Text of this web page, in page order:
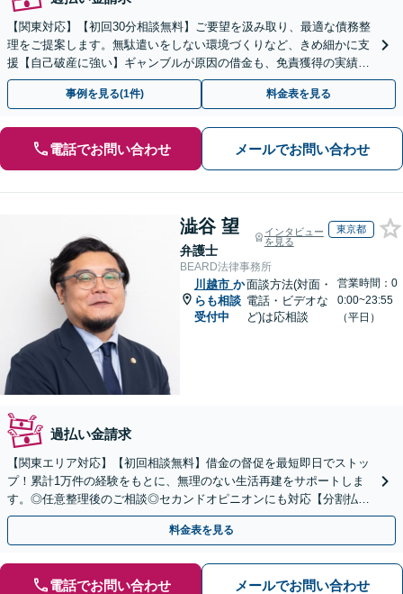
【関東対応】【初回30分相談無料】ご要望を汲み取り、最適な債務整
理をご提案します。無駄遣いをしない環境づくりなど、きめ細かに支
援【自己破産に強い】ギャンブルが原因の借金も、免責獲得の実績あ
り【夜間・休日対応】
事例を見る(1件) 料金表を見る
電話でお問い合わせ メールでお問い合わせ
澁谷 望
弁護士
インタビュー
を見る
東京都
BEARD法律事務所
川越市 か
らも相談
受付中
面談方法(対面・
電話・ビデオな
ど)は応相談
営業時間：0
0:00~23:55
（平日）
過払い金請求
【関東エリア対応】【初回相談無料】借金の督促を最短即日でストッ
プ！累計1万件の経験をもとに、無理のない生活再建をサポートしま
す。◎任意整理後のご相談◎セカンドオピニオンにも対応【分割払い
可】【完全個室】
料金表を見る
電話でお問い合わせ メールでお問い合わせ